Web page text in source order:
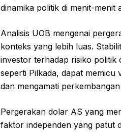
dinamika politik di menit-menit
Analisis UOB mengenai
konteks yang lebih luas.
investor terhadap risiko politik
seperti Pilkada, dapat
dan mengamati
Pergerakan dolar AS yang
faktor independen yang patut